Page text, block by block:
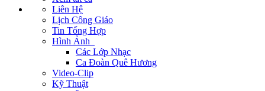
Liên Hệ
Lịch Công Giáo
Tin Tổng Hợp
Hình Ảnh
Các Lớp Nhạc
Ca Đoàn Quê Hương
Video-Clip
Kỹ Thuật